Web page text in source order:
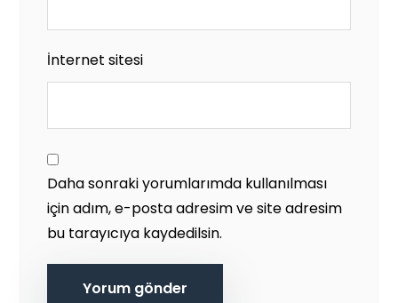
İnternet sitesi
Daha sonraki yorumlarımda kullanılması
için adım, e-posta adresim ve site adresim
bu tarayıcıya kaydedilsin.
Yorum gönder